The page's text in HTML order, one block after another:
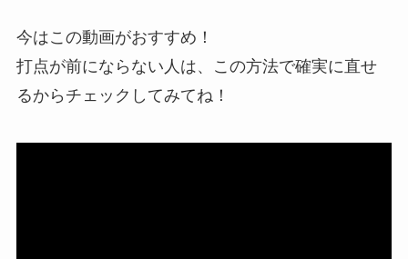
今はこの動画がおすすめ！
打点が前にならない人は、この方法で確実に直せ
るからチェックしてみてね！